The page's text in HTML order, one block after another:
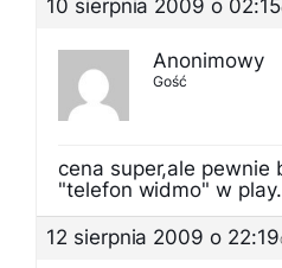
10 sierpnia 2009 o 02:15
Anonimowy
Gość
cena super,ale pewnie
"telefon widmo" w
12 sierpnia 2009 o 22:19